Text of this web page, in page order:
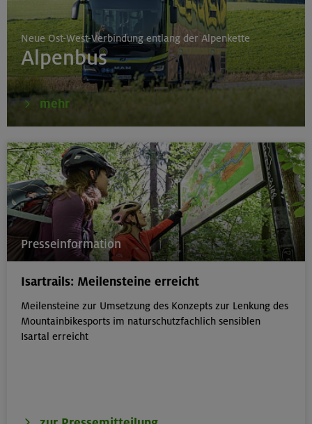
Neue Ost-West-Verbindung entlang der Alpenkette
Alpenbus
mehr
Presseinformation
Isartrails: Meilensteine erreicht
Meilensteine zur Umsetzung des Konzepts zur Lenkung des
Mountainbikesports im naturschutzfachlich sensiblen
Isartal erreicht